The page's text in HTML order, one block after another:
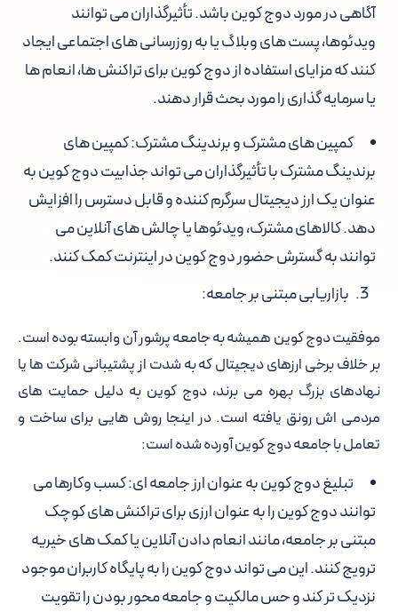
آگاهی در مورد دوج کوین باشد. تأثیرگذاران می توانند
ویدئوها، پست های وبلاگ یا به روزرسانی های اجتماعی ایجاد
کنند که مزایای استفاده از دوج کوین برای تراکنش ها، انعام ها
یا سرمایه گذاری را مورد بحث قرار دهند.
کمپین های مشترک و برندینگ مشترک: کمپین های
برندینگ مشترک با تأثیرگذاران می تواند جذابیت دوج کوین به
عنوان یک ارز دیجیتال سرگرم کننده و قابل دسترس را افزایش
دهد. کالاهای مشترک، ویدئوها یا چالش های آنلاین می
توانند به گسترش حضور دوج کوین در اینترنت کمک کنند.
بازاریابی مبتنی بر جامعه:
موفقیت دوج کوین همیشه به جامعه پرشور آن وابسته بوده است.
بر خلاف برخی ارزهای دیجیتال که به شدت از پشتیبانی شرکت ها یا
نهادهای بزرگ بهره می برند، دوج کوین به دلیل حمایت های
مردمی اش رونق یافته است. در اینجا روش هایی برای ساخت و
تعامل با جامعه دوج کوین آورده شده است:
تبلیغ دوج کوین به عنوان ارز جامعه ای: کسب وکارها می
توانند دوج کوین را به عنوان ارزی برای تراکنش های کوچک
مبتنی بر جامعه، مانند انعام دادن آنلاین یا کمک های خیریه
ترویج کنند. این می تواند دوج کوین را به پایگاه کاربران موجود
نزدیک تر کند و حس مالکیت و جامعه محور بودن را تقویت